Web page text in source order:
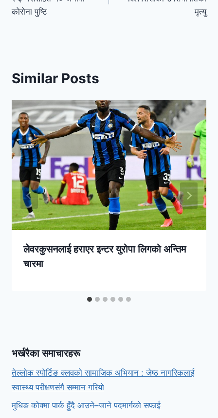
कोरोना पुष्टि
मृत्यु
Similar Posts
लेवरकुसनलाई हराएर इन्टर युरोपा लिगको अन्तिम
चारमा
भर्खरैका समाचारहरू
तेल्लोक स्पोर्टिङ क्लवको सामाजिक अभियान : जेष्ठ नागरिकलाई
स्वास्थ्य परीक्षणसंगै सम्मान गरियो
मुधिङ कोक्मा पार्क हुँदै आउने–जाने पदमार्गको सफाई